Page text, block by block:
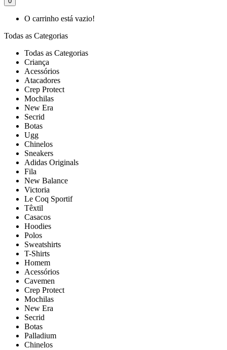
O carrinho está vazio!
Todas as Categorias
Todas as Categorias
Criança
Acessórios
Atacadores
Crep Protect
Mochilas
New Era
Secrid
Botas
Ugg
Chinelos
Sneakers
Adidas Originals
Fila
New Balance
Victoria
Le Coq Sportif
Têxtil
Casacos
Hoodies
Polos
Sweatshirts
T-Shirts
Homem
Acessórios
Cavemen
Crep Protect
Mochilas
New Era
Secrid
Botas
Palladium
Chinelos